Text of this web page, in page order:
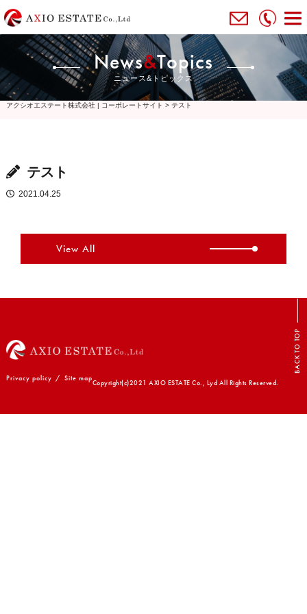
News&Topics
ニュース&トピックス
アクシオエステート株式会社 | コーポレートサイト > テスト
テスト
2021.04.25
View All
BACK TO TOP
Privacy policy / Site map
Copyright(c)2021 AXIO ESTATE Co., Lyd All Rights Reserved.